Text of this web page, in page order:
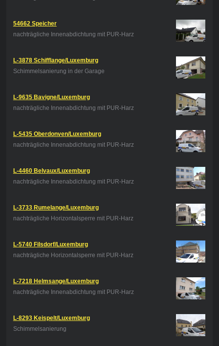
54662 Speicher
nachträgliche Innenabdichtung mit PUR-Harz
L-3878 Schifflange/Luxemburg
Schimmelsanierung in der Garage
L-9635 Bavigne/Luxemburg
nachträgliche Innenabdichtung mit PUR-Harz
L-5435 Oberdonven/Luxemburg
nachträgliche Innenabdichtung mit PUR-Harz
L-4460 Belvaux/Luxemburg
nachträgliche Innenabdichtung mit PUR-Harz
L-3733 Rumelange/Luxemburg
nachträgliche Horizontalsperre mit PUR-Harz
L-5740 Filsdorf/Luxemburg
nachträgliche Horizontalsperre mit PUR-Harz
L-7218 Helmsange/Luxemburg
nachträgliche Innenabdichtung mit PUR-Harz
L-8293 Keispelt/Luxemburg
Schimmelsanierung